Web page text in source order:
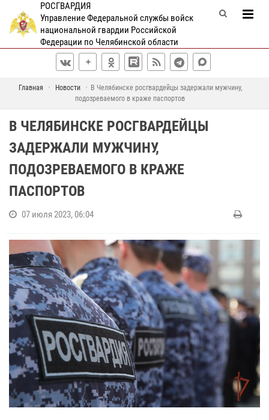
РОСГВАРДИЯ
Управление Федеральной службы войск
национальной гвардии Российской
Федерации по Челябинской области
Главная Новости
В Челябинске росгвардейцы задержали мужчину,
подозреваемого в краже паспортов
В ЧЕЛЯБИНСКЕ РОСГВАРДЕЙЦЫ
ЗАДЕРЖАЛИ МУЖЧИНУ,
ПОДОЗРЕВАЕМОГО В КРАЖЕ
ПАСПОРТОВ
07 июля 2023, 06:04